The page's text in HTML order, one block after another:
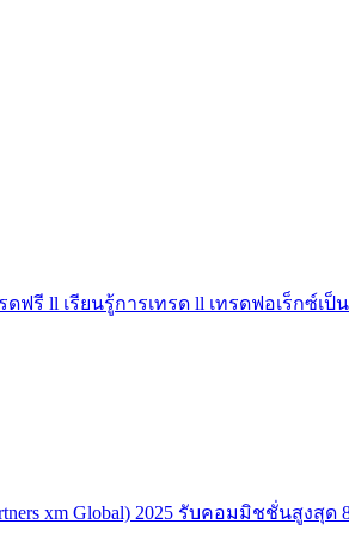
ดฟรี ll เรียนรู้การเทรด ll เทรดฟอเร็กซ์เป็
xm Global) 2025 รับคอมมิชชั่นสูงสุด